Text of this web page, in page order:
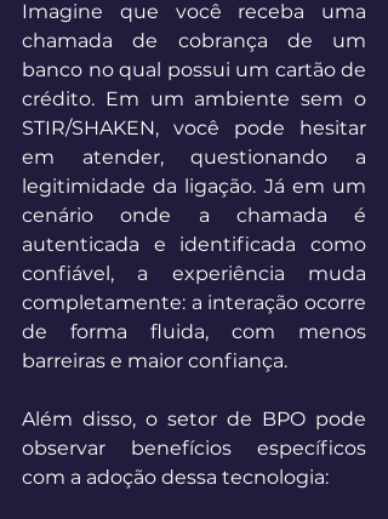
Imagine que você receba uma
chamada de cobrança de um
banco no qual possui um cartão de
crédito. Em um ambiente sem o
STIR/SHAKEN, você pode hesitar
em atender, questionando a
legitimidade da ligação. Já em um
cenário onde a chamada é
autenticada e identificada como
confiável, a experiência muda
completamente: a interação ocorre
de forma fluida, com menos
barreiras e maior confiança.
Além disso, o setor de BPO pode
observar benefícios específicos
com a adoção dessa tecnologia: